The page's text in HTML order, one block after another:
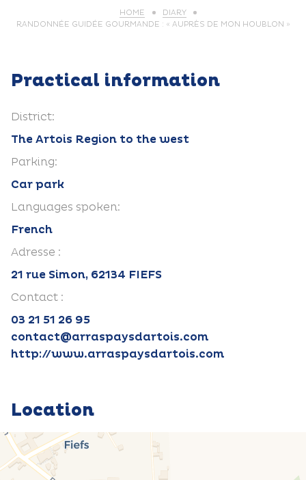
HOME
DIARY
RANDONNÉE GUIDÉE GOURMANDE : « AUPRÈS DE MON HOUBLON »
Practical information
District:
The Artois Region to the west
Parking:
Car park
Languages spoken:
French
Adresse :
21 rue Simon, 62134 FIEFS
Contact :
03 21 51 26 95
contact@arraspaysdartois.com
http://www.arraspaysdartois.com
Location